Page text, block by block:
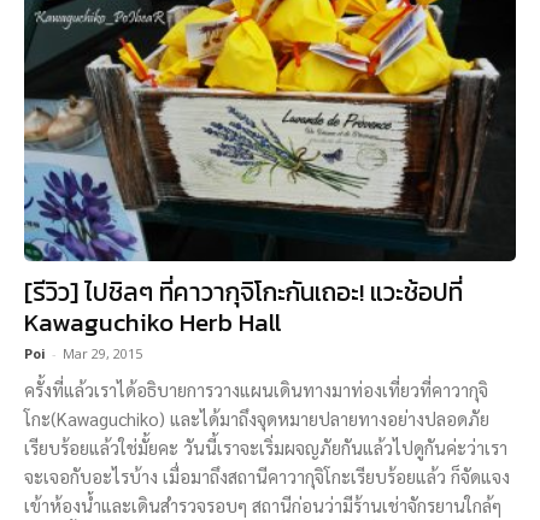
[รีวิว] ไปชิลๆ ที่คาวากุจิโกะกันเถอะ! แวะช้อปที่
Kawaguchiko Herb Hall
Poi - Mar 29, 2015
ครั้งที่แล้วเราได้อธิบายการวางแผนเดินทางมาท่องเที่ยวที่คาวากุจิ
โกะ(Kawaguchiko) และได้มาถึงจุดหมายปลายทางอย่างปลอดภัย
เรียบร้อยแล้วใช่มั้ยคะ วันนี้เราจะเริ่มผจญภัยกันแล้วไปดูกันค่ะว่าเรา
จะเจอกับอะไรบ้าง เมื่อมาถึงสถานีคาวากุจิโกะเรียบร้อยแล้ว ก็จัดแจง
เข้าห้องน้ำและเดินสำรวจรอบๆ สถานีก่อนว่ามีร้านเช่าจักรยานใกล้ๆ